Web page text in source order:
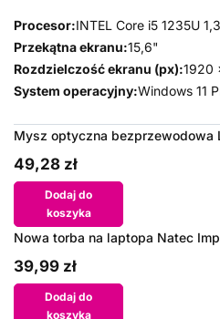
Procesor:INTEL Core i5 1235U
Przekątna ekranu:15,6"
Rozdzielczość ekranu (px):1920
System operacyjny:Windows 11
Mysz optyczna bezprzewodowa
49,28 zł
Dodaj do
koszyka
Nowa torba na laptopa Natec
39,99 zł
Dodaj do
koszyka